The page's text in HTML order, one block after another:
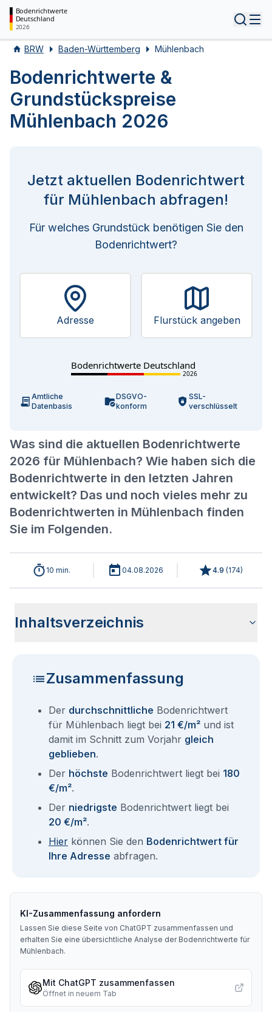
Bodenrichtwerte
Deutschland
2026
BRW Baden-Württemberg Mühlenbach
Bodenrichtwerte &
Grundstückspreise
Mühlenbach 2026
Was sind die aktuellen Bodenrichtwerte
2026 für Mühlenbach? Wie haben sich die
Bodenrichtwerte in den letzten Jahren
entwickelt? Das und noch vieles mehr zu
Bodenrichtwerten in Mühlenbach finden
Sie im Folgenden.
Jetzt aktuellen Bodenrichtwert
für Mühlenbach abfragen!
Für welches Grundstück benötigen Sie den
Bodenrichtwert?
Adresse Flurstück angeben
Bodenrichtwerte Deutschland
2026
Amtliche
Datenbasis
DSGVO-
konform
SSL-
verschlüsselt
10 min. 04.08.2026 4.9 (174)
Inhaltsverzeichnis
Zusammenfassung
Der durchschnittliche Bodenrichtwert
für Mühlenbach liegt bei 21 €/m² und ist
damit im Schnitt zum Vorjahr gleich
geblieben.
Der höchste Bodenrichtwert liegt bei 180
€/m².
Der niedrigste Bodenrichtwert liegt bei
20 €/m².
Hier können Sie den Bodenrichtwert für
Ihre Adresse abfragen.
KI-Zusammenfassung anfordern
Lassen Sie diese Seite von ChatGPT zusammenfassen und
erhalten Sie eine übersichtliche Analyse der Bodenrichtwerte für
Mühlenbach.
Mit ChatGPT zusammenfassen
Öffnet in neuem Tab